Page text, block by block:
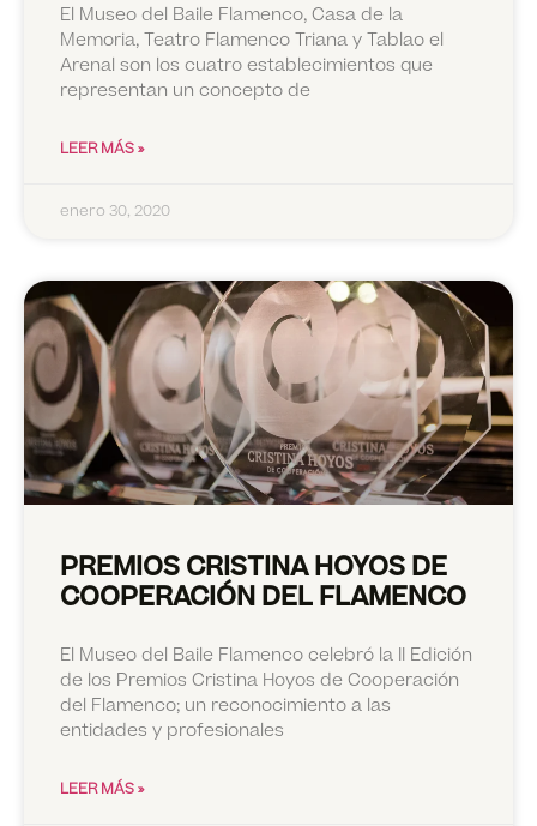
El Museo del Baile Flamenco, Casa de la
Memoria, Teatro Flamenco Triana y Tablao el
Arenal son los cuatro establecimientos que
representan un concepto de
LEER MÁS »
enero 30, 2020
PREMIOS CRISTINA HOYOS DE
COOPERACIÓN DEL FLAMENCO
El Museo del Baile Flamenco celebró la II Edición
de los Premios Cristina Hoyos de Cooperación
del Flamenco; un reconocimiento a las
entidades y profesionales
LEER MÁS »